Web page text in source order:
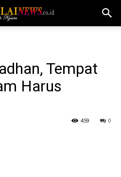
Tempat
Harus
0
459